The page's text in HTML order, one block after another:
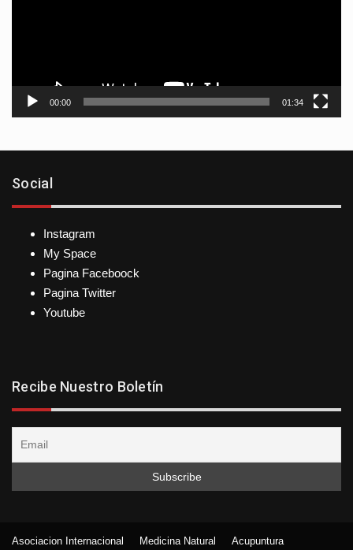
00:00 01:34
Social
Instagram
My Space
Pagina Faceboock
Pagina Twitter
Youtube
Recibe Nuestro Boletín
Asociacion Internacional Medicina Natural Acupuntura